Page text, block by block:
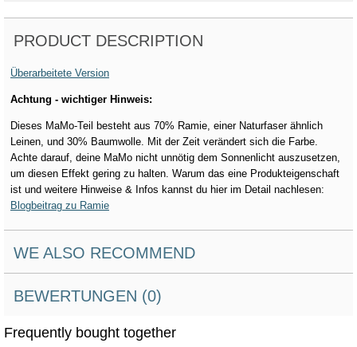
PRODUCT DESCRIPTION
Überarbeitete Version
Achtung - wichtiger Hinweis:
Dieses MaMo-Teil besteht aus 70% Ramie, einer Naturfaser ähnlich
Leinen, und 30% Baumwolle. Mit der Zeit verändert sich die Farbe.
Achte darauf, deine MaMo nicht unnötig dem Sonnenlicht auszusetzen,
um diesen Effekt gering zu halten. Warum das eine Produkteigenschaft
ist und weitere Hinweise & Infos kannst du hier im Detail nachlesen:
Blogbeitrag zu Ramie
WE ALSO RECOMMEND
BEWERTUNGEN (0)
Frequently bought together